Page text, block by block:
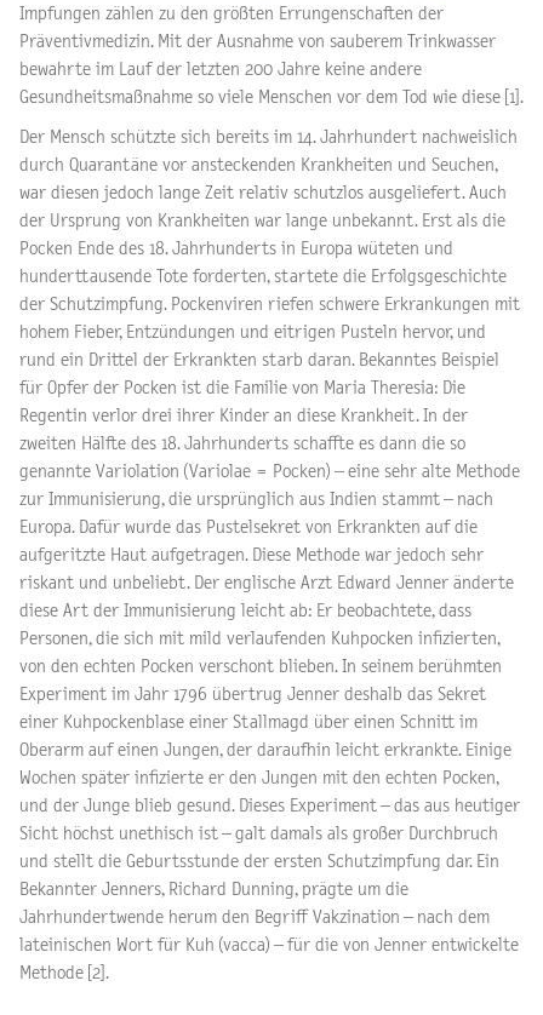
Impfungen zählen zu den größten Errungenschaften der
Präventivmedizin. Mit der Ausnahme von sauberem Trinkwasser
bewahrte im Lauf der letzten 200 Jahre keine andere
Gesundheitsmaßnahme so viele Menschen vor dem Tod wie diese [1].
Der Mensch schützte sich bereits im 14. Jahrhundert nachweislich
durch Quarantäne vor ansteckenden Krankheiten und Seuchen,
war diesen jedoch lange Zeit relativ schutzlos ausgeliefert. Auch
der Ursprung von Krankheiten war lange unbekannt. Erst als die
Pocken Ende des 18. Jahrhunderts in Europa wüteten und
hunderttausende Tote forderten, startete die Erfolgsgeschichte
der Schutzimpfung. Pockenviren riefen schwere Erkrankungen mit
hohem Fieber, Entzündungen und eitrigen Pusteln hervor, und
rund ein Drittel der Erkrankten starb daran. Bekanntes Beispiel
für Opfer der Pocken ist die Familie von Maria Theresia: Die
Regentin verlor drei ihrer Kinder an diese Krankheit. In der
zweiten Hälfte des 18. Jahrhunderts schaffte es dann die so
genannte Variolation (Variolae = Pocken) – eine sehr alte Methode
zur Immunisierung, die ursprünglich aus Indien stammt – nach
Europa. Dafür wurde das Pustelsekret von Erkrankten auf die
aufgeritzte Haut aufgetragen. Diese Methode war jedoch sehr
riskant und unbeliebt. Der englische Arzt Edward Jenner änderte
diese Art der Immunisierung leicht ab: Er beobachtete, dass
Personen, die sich mit mild verlaufenden Kuhpocken infizierten,
von den echten Pocken verschont blieben. In seinem berühmten
Experiment im Jahr 1796 übertrug Jenner deshalb das Sekret
einer Kuhpockenblase einer Stallmagd über einen Schnitt im
Oberarm auf einen Jungen, der daraufhin leicht erkrankte. Einige
Wochen später infizierte er den Jungen mit den echten Pocken,
und der Junge blieb gesund. Dieses Experiment – das aus heutiger
Sicht höchst unethisch ist – galt damals als großer Durchbruch
und stellt die Geburtsstunde der ersten Schutzimpfung dar. Ein
Bekannter Jenners, Richard Dunning, prägte um die
Jahrhundertwende herum den Begriff Vakzination – nach dem
lateinischen Wort für Kuh (vacca) – für die von Jenner entwickelte
Methode [2].